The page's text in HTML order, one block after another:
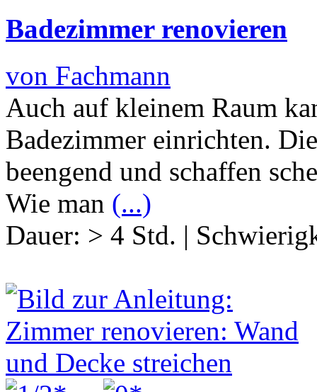
Badezimmer renovieren
von Fachmann
Auch auf kleinem Raum
Badezimmer einrichten.
beengend und schaffen
Wie man (...)
Dauer: > 4 Std. |